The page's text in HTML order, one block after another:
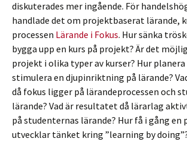
diskuterades mer ingående. För
handlade det om projektbaserat lärande,
processen Lärande i Fokus. Hur sänka
bygga upp en kurs på projekt? Är det
projekt i olika typer av kurser? Hur
stimulera en djupinriktning på lärande?
då fokus ligger på lärandeprocessen och
lärande? Vad är resultatet då lärarlag
på studenternas lärande? Hur få i gång en
utvecklar tänket kring ”learning by